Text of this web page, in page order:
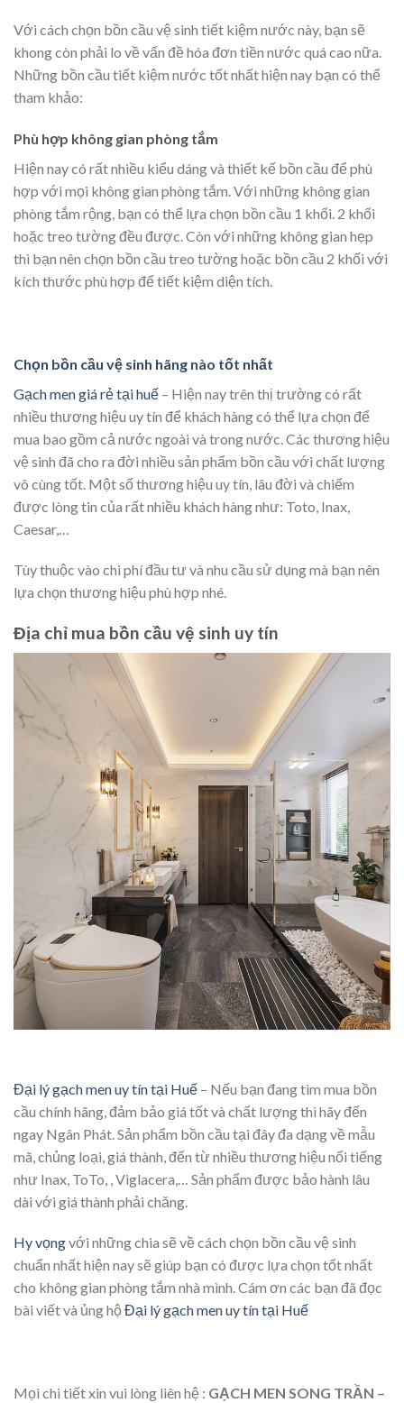
Với cách chọn bồn cầu vệ sinh tiết kiệm nước này, bạn sẽ
khong còn phải lo về vấn đề hóa đơn tiền nước quá cao nữa.
Những bồn cầu tiết kiệm nước tốt nhất hiện nay bạn có thể
tham khảo:
Phù hợp không gian phòng tắm
Hiện nay có rất nhiều kiểu dáng và thiết kế bồn cầu để phù
hợp với mọi không gian phòng tắm. Với những không gian
phòng tắm rộng, bạn có thể lựa chọn bồn cầu 1 khối. 2 khối
hoặc treo tường đều được. Còn với những không gian hẹp
thì bạn nên chọn bồn cầu treo tường hoặc bồn cầu 2 khối với
kích thước phù hợp để tiết kiệm diện tích.
Chọn bồn cầu vệ sinh hãng nào tốt nhất
Gạch men giá rẻ tại huế – Hiện nay trên thị trường có rất
nhiều thương hiệu uy tín để khách hàng có thể lựa chọn để
mua bao gồm cả nước ngoài và trong nước. Các thương hiệu
vệ sinh đã cho ra đời nhiều sản phẩm bồn cầu với chất lượng
vô cùng tốt. Một số thương hiệu uy tín, lâu đời và chiếm
được lòng tin của rất nhiều khách hàng như: Toto, Inax,
Caesar,…
Tùy thuộc vào chi phí đầu tư và nhu cầu sử dụng mà bạn nên
lựa chọn thương hiệu phù hợp nhé.
Địa chỉ mua bồn cầu vệ sinh uy tín
Đại lý gạch men uy tín tại Huế – Nếu bạn đang tìm mua bồn
cầu chính hãng, đảm bảo giá tốt và chất lượng thì hãy đến
ngay Ngân Phát. Sản phẩm bồn cầu tại đây đa dạng về mẫu
mã, chủng loại, giá thành, đến từ nhiều thương hiệu nổi tiếng
như Inax, ToTo, , Viglacera,… Sản phẩm được bảo hành lâu
dài với giá thành phải chăng.
Hy vọngvới những chia sẽ về cách chọn bồn cầu vệ sinh
chuẩn nhất hiện nay sẽ giúp bạn có được lựa chọn tốt nhất
cho không gian phòng tắm nhà mình. Cám ơn các bạn đã đọc
bài viết và ủng hộĐại lý gạch men uy tín tại Huế
Mọi chi tiết xin vui lòng liên hệ : GẠCH MEN SONG TRẦN –